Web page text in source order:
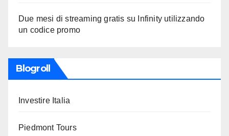
Due mesi di streaming gratis su Infinity utilizzando
un codice promo
Blogroll
Investire Italia
Piedmont Tours